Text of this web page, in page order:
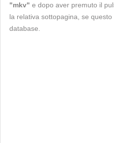
"mkv" e dopo aver premuto il
la relativa sottopagina, se
database.